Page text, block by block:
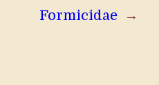
→
Formicidae